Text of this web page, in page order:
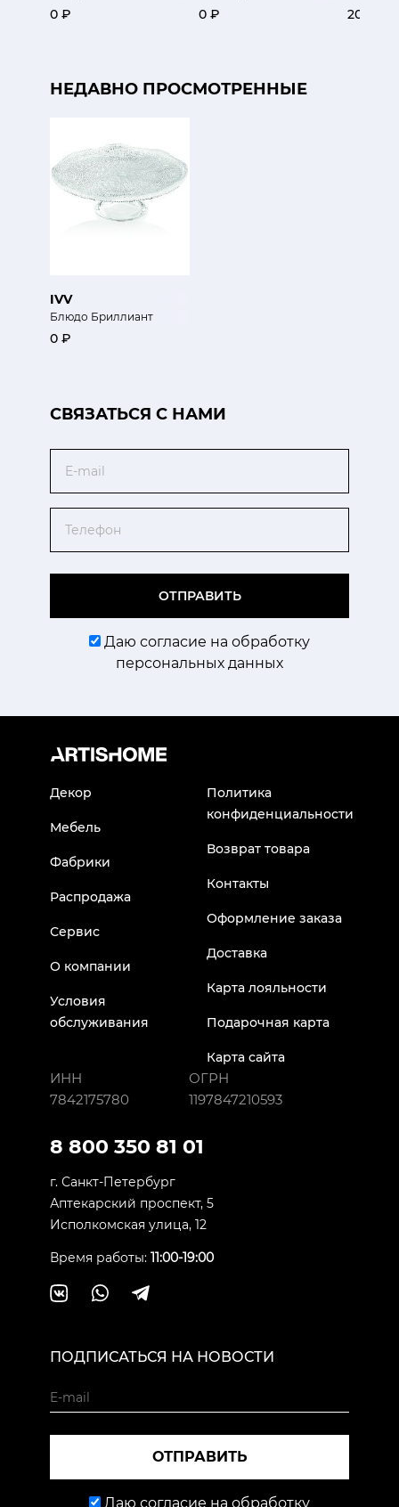
0 ₽ 0 ₽ 20 700
НЕДАВНО ПРОСМОТРЕННЫЕ
IVV
Блюдо Бриллиант
0 ₽
CВЯЗАТЬСЯ С НАМИ
ОТПРАВИТЬ
Даю согласие на обработку
персональных данных
Декор
Мебель
Фабрики
Распродажа
Сервис
О компании
Условия
обслуживания
Политика
конфиденциальности
Возврат товара
Контакты
Оформление заказа
Доставка
Карта лояльности
Подарочная карта
Карта сайта
ИНН
7842175780
ОГРН
1197847210593
8 800 350 81 01
г. Санкт-Петербург
Аптекарский проспект, 5
Исполкомская улица, 12
Время работы: 11:00-19:00
ПОДПИСАТЬСЯ НА НОВОСТИ
ОТПРАВИТЬ
Даю согласие на обработку